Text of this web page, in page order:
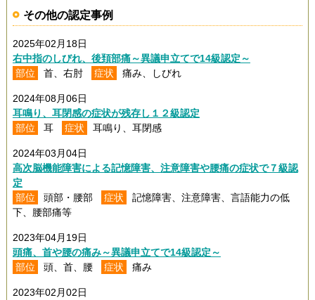
その他の認定事例
2025年02月18日
右中指のしびれ、後頚部痛～異議申立てで14級認定～
部位
首、右肘 症状 痛み、しびれ
2024年08月06日
耳鳴り、耳閉感の症状が残存し１２級認定
部位
耳 症状 耳鳴り、耳閉感
2024年03月04日
高次脳機能障害による記憶障害、注意障害や腰痛の症状で７級認
定
部位
頭部・腰部 症状
記憶障害、注意障害、言語能力の低
下、腰部痛等
2023年04月19日
頭痛、首や腰の痛み～異議申立てで14級認定～
部位
頭、首、腰 症状 痛み
2023年02月02日